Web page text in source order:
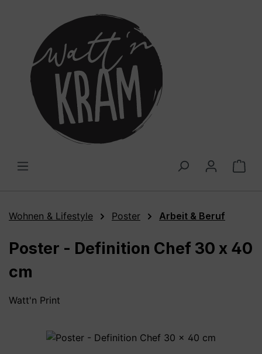
Wohnen & Lifestyle Poster Arbeit & Beruf
Poster - Definition Chef 30 x 40
cm
Watt'n Print
Bildergalerie überspringen